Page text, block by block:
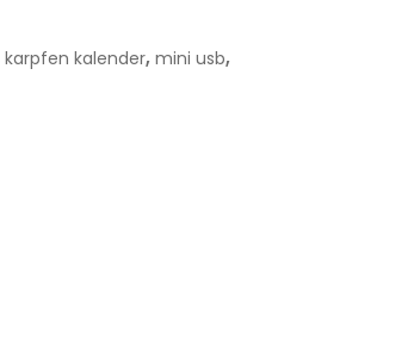
karpfen kalender, mini usb,